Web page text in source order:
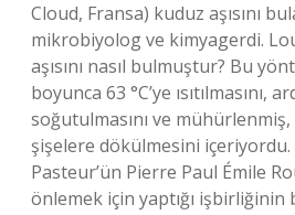
Cloud, Fransa) kuduz aşısını
mikrobiyolog ve kimyagerdi.
aşısını nasıl bulmuştur? Bu
boyunca 63 °C’ye ısıtılmasını,
soğutulmasını ve
şişelere dökülmesini içeriyordu.
Pasteur’ün Pierre Paul Émile
önlemek için yaptığı işbirliğinin